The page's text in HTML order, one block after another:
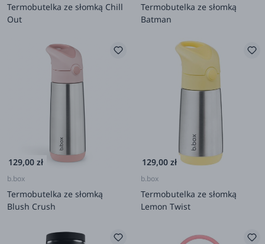
Termobutelka ze słomką Chill
Out
Termobutelka ze słomką
Batman
129,00 zł
b.box
Termobutelka ze słomką
Blush Crush
129,00 zł
b.box
Termobutelka ze słomką
Lemon Twist